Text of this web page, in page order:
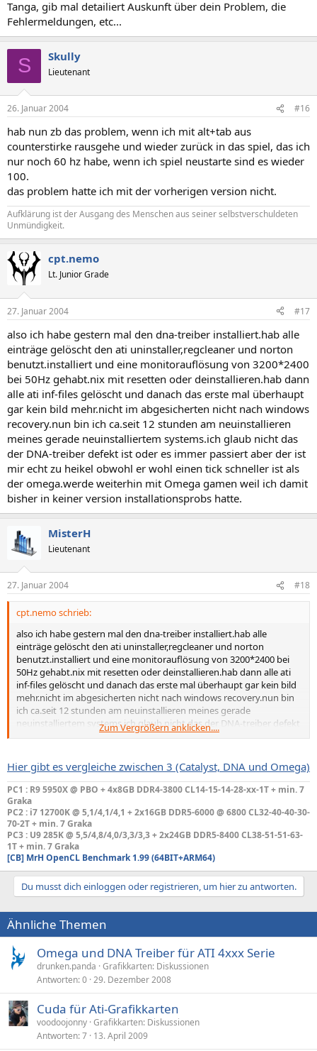
Tanga, gib mal detailiert Auskunft über dein Problem, die
Fehlermeldungen, etc...
S Skully
Lieutenant
26. Januar 2004 #16
hab nun zb das problem, wenn ich mit alt+tab aus
counterstirke rausgehe und wieder zurück in das spiel, das ich
nur noch 60 hz habe, wenn ich spiel neustarte sind es wieder
100.
das problem hatte ich mit der vorherigen version nicht.
Aufklärung ist der Ausgang des Menschen aus seiner selbstverschuldeten
Unmündigkeit.
cpt.nemo
Lt. Junior Grade
27. Januar 2004 #17
also ich habe gestern mal den dna-treiber installiert.hab alle
einträge gelöscht den ati uninstaller,regcleaner und norton
benutzt.installiert und eine monitorauflösung von 3200*2400
bei 50Hz gehabt.nix mit resetten oder deinstallieren.hab dann
alle ati inf-files gelöscht und danach das erste mal überhaupt
gar kein bild mehr.nicht im abgesicherten nicht nach windows
recovery.nun bin ich ca.seit 12 stunden am neuinstallieren
meines gerade neuinstalliertem systems.ich glaub nicht das
der DNA-treiber defekt ist oder es immer passiert aber der ist
mir echt zu heikel obwohl er wohl einen tick schneller ist als
der omega.werde weiterhin mit Omega gamen weil ich damit
bisher in keiner version installationsprobs hatte.
MisterH
Lieutenant
27. Januar 2004 #18
cpt.nemo schrieb:
also ich habe gestern mal den dna-treiber installiert.hab alle
einträge gelöscht den ati uninstaller,regcleaner und norton
benutzt.installiert und eine monitorauflösung von 3200*2400 bei
50Hz gehabt.nix mit resetten oder deinstallieren.hab dann alle ati
inf-files gelöscht und danach das erste mal überhaupt gar kein bild
mehr.nicht im abgesicherten nicht nach windows recovery.nun bin
ich ca.seit 12 stunden am neuinstallieren meines gerade
neuinstalliertem systems.ich glaub nicht das der DNA-treiber defekt
ist oder es immer passiert aber der ist mir echt zu heikel obwohl er
Omega gamen weil ich damit bisher in keiner version
installationsprobs hatte.
Zum Vergrößern anklicken....
Hier gibt es vergleiche zwischen 3 (Catalyst, DNA und Omega)
PC1 : R9 5950X @ PBO + 4x8GB DDR4-3800 CL14-15-14-28-xx-1T+ min. 7
Graka
PC2 : i7 12700K @ 5,1/4,1/4,1 + 2x16GB DDR5-6000 @ 6800 CL32-40-40-30-
70-2T + min. 7 Graka
PC3 : U9 285K @ 5,5/4,8/4,0/3,3/3,3 + 2x24GB DDR5-8400 CL38-51-51-63-
1T+ min. 7 Graka
[CB] MrH OpenCL Benchmark 1.99 (64BIT+ARM64)
Du musst dich einloggen oder registrieren, um hier zu antworten.
Ähnliche Themen
Omega und DNA Treiber für ATI 4xxx Serie
drunken.panda Grafikkarten: Diskussionen
Antworten 0 29. Dezember 2008
Cuda für Ati-Grafikkarten
voodoojonny Grafikkarten: Diskussionen
Antworten 7 13. April 2009